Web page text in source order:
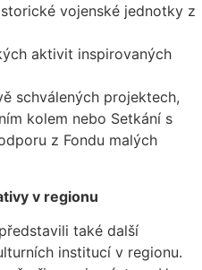
vojenské jednotky z
aktivit inspirovaných
schválených projektech,
kolem nebo Setkání s
z Fondu malých
v regionu
také další
institucí v regionu.